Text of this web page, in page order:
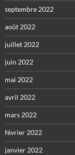
septembre 2022
août 2022
juillet 2022
juin 2022
mai 2022
avril 2022
mars 2022
février 2022
janvier 2022